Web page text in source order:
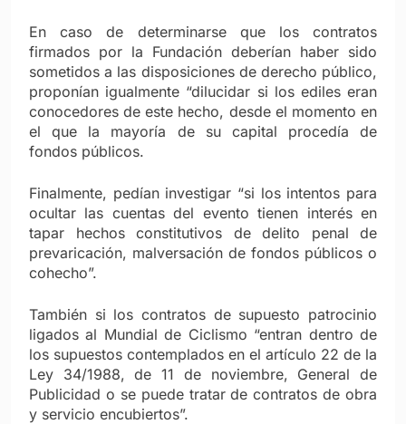
En caso de determinarse que los contratos
firmados por la Fundación deberían haber sido
sometidos a las disposiciones de derecho público,
proponían igualmente “dilucidar si los ediles eran
conocedores de este hecho, desde el momento en
el que la mayoría de su capital procedía de
fondos públicos.
Finalmente, pedían investigar “si los intentos para
ocultar las cuentas del evento tienen interés en
tapar hechos constitutivos de delito penal de
prevaricación, malversación de fondos públicos o
cohecho”.
También si los contratos de supuesto patrocinio
ligados al Mundial de Ciclismo “entran dentro de
los supuestos contemplados en el artículo 22 de la
Ley 34/1988, de 11 de noviembre, General de
Publicidad o se puede tratar de contratos de obra
y servicio encubiertos”.